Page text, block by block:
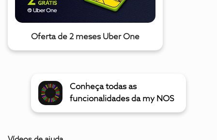
Oferta de 2 meses Uber One
Conheça todas as
funcionalidades da my NOS